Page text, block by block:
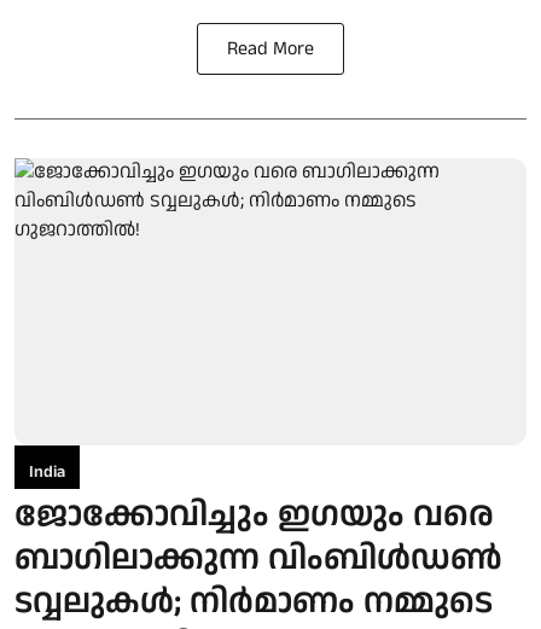
Read More
India
ജോക്കോവിച്ചും ഇഗയും വരെ
ബാഗിലാക്കുന്ന വിംബിൾഡൺ
ടവ്വലുകൾ; നിർമാണം നമ്മുടെ